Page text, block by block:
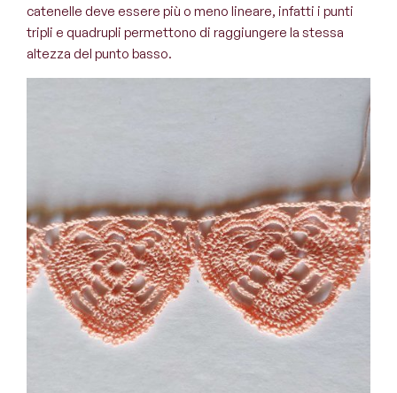
catenelle deve essere più o meno lineare, infatti i punti
tripli e quadrupli permettono di raggiungere la stessa
altezza del punto basso.